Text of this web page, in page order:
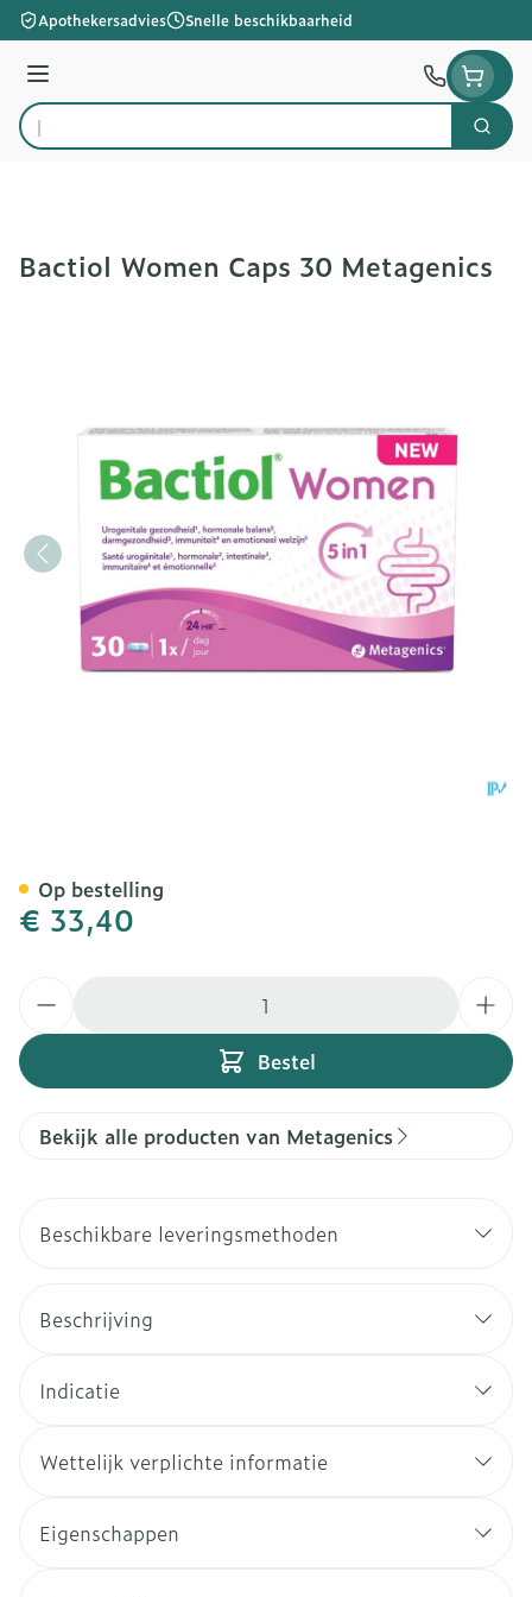
Ga naar de inhoud
Apothekersadvies Snelle beschikbaarheid
Menu
Product, merk, categorie...
Zoek
Bactiol Women Caps 30 Metagenics
€ 33,40
Bestel
Op bestelling
Bekijk alle producten van Metagenics
Beschikbare leveringsmethoden
Beschrijving
Indicatie
Wettelijk verplichte informatie
Eigenschappen